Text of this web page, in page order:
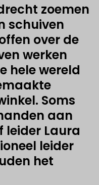
zoemen
schuiven
over de
werken
hele wereld
Soms
aan
leider Laura
leider
het